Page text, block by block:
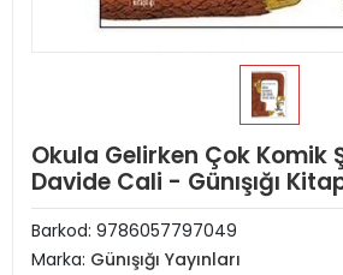
Okula Gelirken Çok Komik
Davide Cali - Günışığı
Barkod: 9786057797049
Marka: Günışığı Yayınları